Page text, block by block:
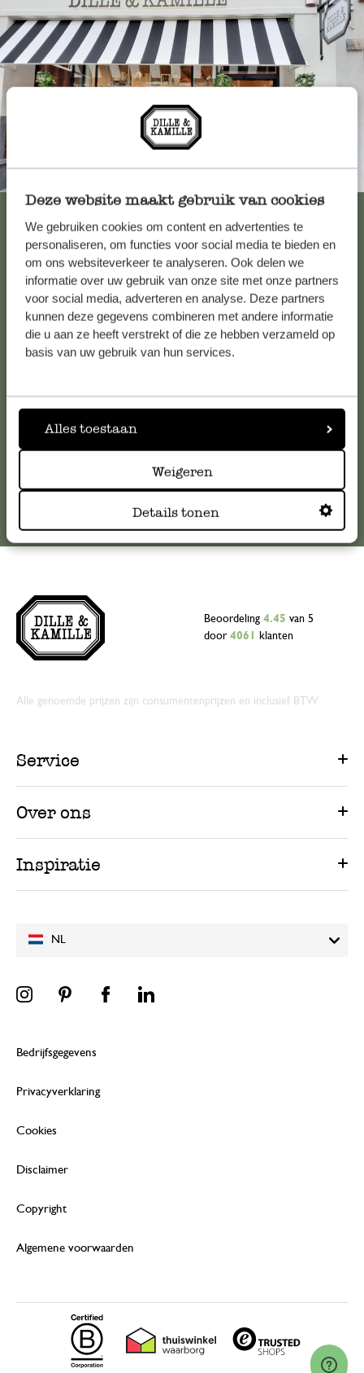
Deze website maakt gebruik van cookies
We gebruiken cookies om content en advertenties te
personaliseren, om functies voor social media te bieden en
om ons websiteverkeer te analyseren. Ook delen we
informatie over uw gebruik van onze site met onze partners
voor social media, adverteren en analyse. Deze partners
kunnen deze gegevens combineren met andere informatie
die u aan ze heeft verstrekt of die ze hebben verzameld op
basis van uw gebruik van hun services.
Alles toestaan
Weigeren
Details tonen
Altijd in de buurt
Bekijk alle 62 winkels
Klantenservice
Voor vragen, tips of hulp kun je contact opnemen met onze
meestgestelde vragen
klantenservice@dille-kamille.com
NL
Beoordeling 4.45 van 5
door 4061 klanten
Alle genoemde prijzen zijn consumentenprijzen en inclusief BTW.
Service
Over ons
Inspiratie
Bedrijfsgegevens
Privacyverklaring
Cookies
Disclaimer
Copyright
Algemene voorwaarden